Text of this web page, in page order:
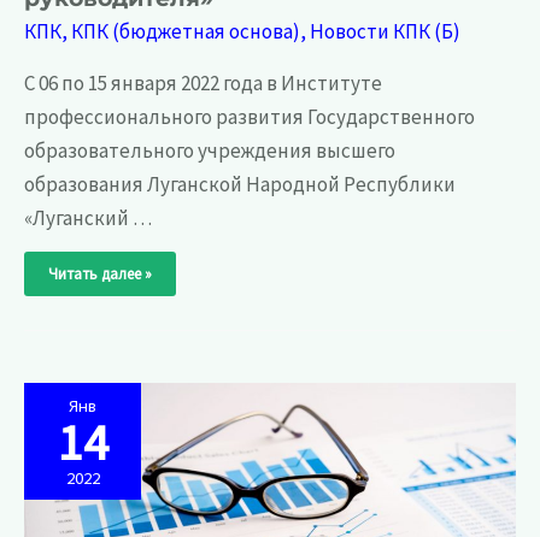
КПК, КПК (бюджетная основа), Новости КПК (Б)
С 06 по 15 января 2022 года в Институте
профессионального развития Государственного
образовательного учреждения высшего
образования Луганской Народной Республики
«Луганский …
курсы
повышения
организаций
«Школа
кадрового
резерва.
Траектория
развития
управленческого
потенциала
руководителя»
Читать далее »
Янв
14
2022